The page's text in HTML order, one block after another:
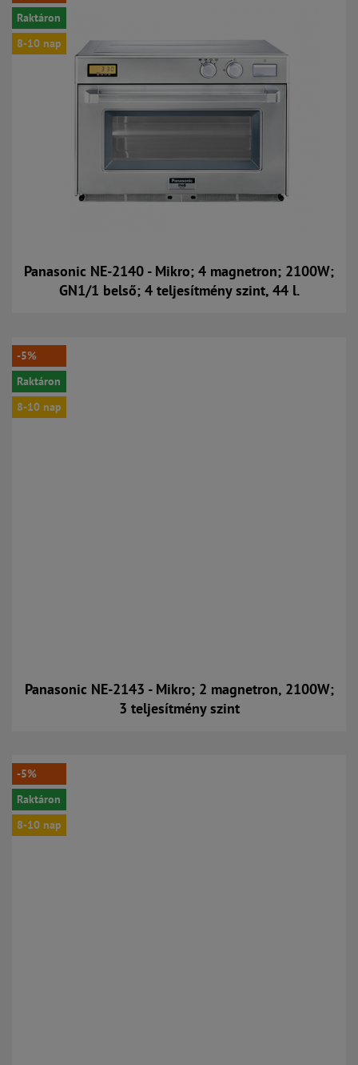
Raktáron
8-10 nap
Panasonic NE-2140 - Mikro; 4 magnetron; 2100W;
GN1/1 belső; 4 teljesítmény szint, 44 l.
Kosárba
-5%
Raktáron
8-10 nap
Panasonic NE-2143 - Mikro; 2 magnetron, 2100W;
3 teljesítmény szint
Kosárba
-5%
Raktáron
8-10 nap